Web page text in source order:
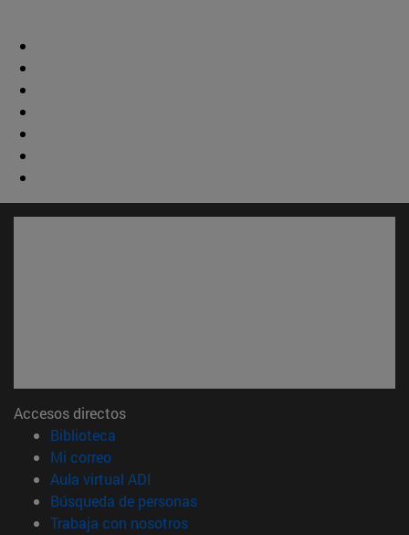
Accesos directos
Biblioteca
Mi correo(abre en nueva ventana)
Aula virtual ADI
Búsqueda de personas(abre en nueva ventana)
Trabaja con nosotros(abre en nueva ventana)